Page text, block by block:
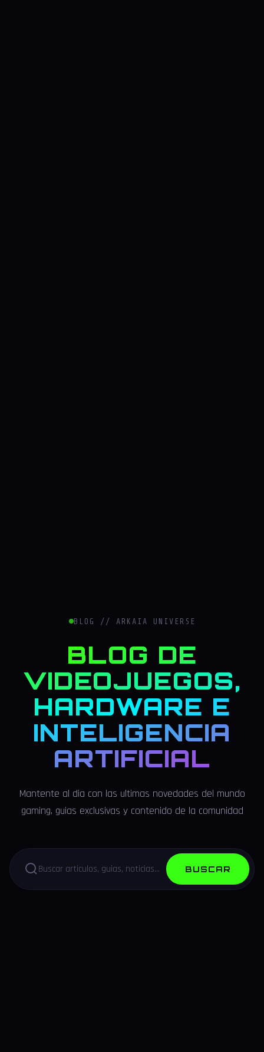
BLOG // ARKAIA UNIVERSE
BLOG DE
VIDEOJUEGOS,
HARDWARE E
INTELIGENCIA
ARTIFICIAL
Mantente al dia con las ultimas novedades del mundo
gaming, guias exclusivas y contenido de la comunidad
BUSCAR